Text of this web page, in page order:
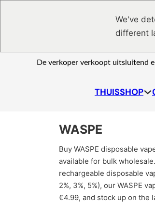
We've
different
De verkoper verkoopt uitsluitend
THUISSHOP
WASPE
Buy WASPE disposable
available for bulk
rechargeable disposable
2%, 3%, 5%), our WASPE
€4.99, and stock up on the